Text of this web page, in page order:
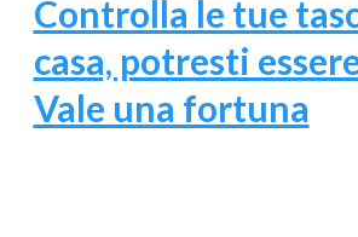
Controlla le tue
casa, potresti
Vale una fortuna